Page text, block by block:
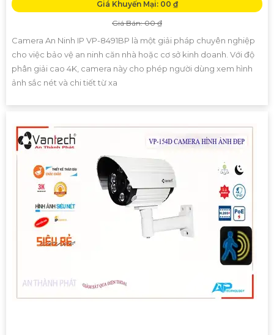
Giá Khuyến Mại: 00 ₫
Giá Bán: 00 ₫
Camera An Ninh IP VP-8491BP là một giải pháp chuyên nghiệp
cho việc bảo vệ an ninh căn nhà hoặc cơ sở kinh doanh. Với độ
phân giải cao 4K, camera này cho phép người dùng xem hình
ảnh sắc nét và chi tiết từ xa